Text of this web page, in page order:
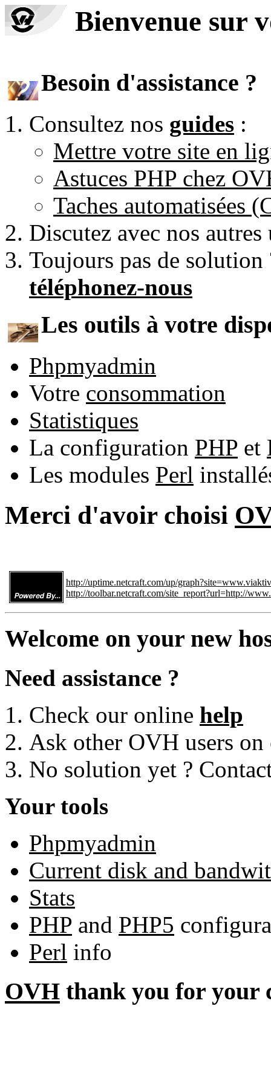
Bienvenue sur
Besoin d'assistance ?
Consultez nos guides :
Mettre votre site en
Astuces PHP chez
Taches automatisées
Discutez avec nos
Toujours pas de
téléphonez-nous
Les outils à votre
Phpmyadmin
Votre consommation
Statistiques
La configuration PHP et
Les modules Perl
Merci d'avoir choisi
http://uptime.netcraft.com/up/
http://toolbar.netcraft.com/site_report?url=http://
Welcome on your new
Need assistance ?
Check our online help
Ask other OVH users
No solution yet ?
Your tools
Phpmyadmin
Current disk and
Stats
PHP and PHP5
Perl info
OVH thank you for your